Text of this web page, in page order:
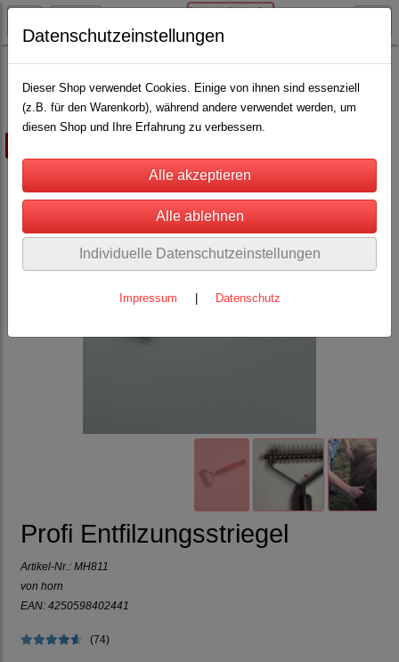
Rinderhaltung Bürsten, Striegel, Kämme, Entfilzer, Tierfön(39)
Profi Entfilzungsstriegel
Artikel-Nr.: MH811
von horn
EAN: 4250598402441
(74)
Datenschutzeinstellungen
Dieser Shop verwendet Cookies. Einige von ihnen sind essenziell
(z.B. für den Warenkorb), während andere verwendet werden, um
diesen Shop und Ihre Erfahrung zu verbessern.
Individuelle Datenschutzeinstellungen
Impressum Datenschutz